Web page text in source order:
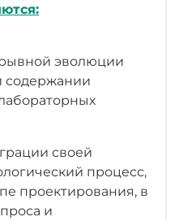
эволюции
содержании
своей
процесс,
проектирования, в
и